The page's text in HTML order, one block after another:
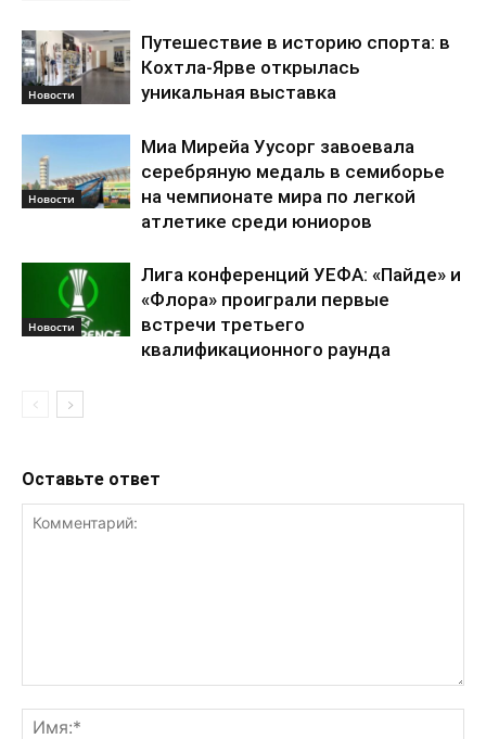
Новости
Путешествие в историю спорта: в
Кохтла-Ярве открылась
уникальная выставка
Новости
Миа Мирейа Уусорг завоевала
серебряную медаль в семиборье
на чемпионате мира по легкой
атлетике среди юниоров
Новости
Лига конференций УЕФА: «Пайде» и
«Флора» проиграли первые
встречи третьего
квалификационного раунда
Оставьте ответ